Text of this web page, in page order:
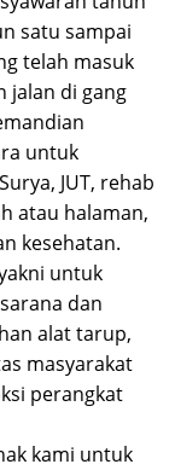
satu sampai
telah masuk
jalan di gang
untuk
JUT, rehab
atau halaman,
kesehatan.
untuk
dan
alat tarup,
masyarakat
perangkat
kami untuk